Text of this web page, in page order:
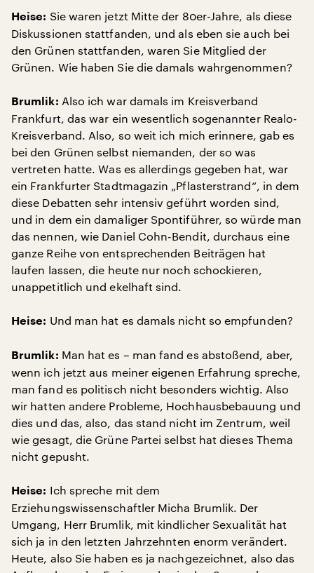
Heise: Sie waren jetzt Mitte der 80er-Jahre, als diese
Diskussionen stattfanden, und als eben sie auch bei
den Grünen stattfanden, waren Sie Mitglied der
Grünen. Wie haben Sie die damals wahrgenommen?
Brumlik: Also ich war damals im Kreisverband
Frankfurt, das war ein wesentlich sogenannter Realo-
Kreisverband. Also, so weit ich mich erinnere, gab es
bei den Grünen selbst niemanden, der so was
vertreten hatte. Was es allerdings gegeben hat, war
ein Frankfurter Stadtmagazin „Pflasterstrand“, in dem
diese Debatten sehr intensiv geführt worden sind,
und in dem ein damaliger Spontiführer, so würde man
das nennen, wie Daniel Cohn-Bendit, durchaus eine
ganze Reihe von entsprechenden Beiträgen hat
laufen lassen, die heute nur noch schockieren,
unappetitlich und ekelhaft sind.
Heise: Und man hat es damals nicht so empfunden?
Brumlik: Man hat es – man fand es abstoßend, aber,
wenn ich jetzt aus meiner eigenen Erfahrung spreche,
man fand es politisch nicht besonders wichtig. Also
wir hatten andere Probleme, Hochhausbebauung und
dies und das, also, das stand nicht im Zentrum, weil
wie gesagt, die Grüne Partei selbst hat dieses Thema
nicht gepusht.
Heise: Ich spreche mit dem
Erziehungswissenschaftler Micha Brumlik. Der
Umgang, Herr Brumlik, mit kindlicher Sexualität hat
sich ja in den letzten Jahrzehnten enorm verändert.
Heute, also Sie haben es ja nachgezeichnet, also das